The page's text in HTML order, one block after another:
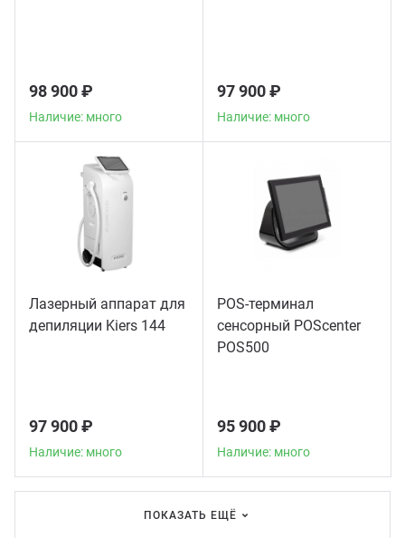
98 900 ₽
Наличие: много
97 900 ₽
Наличие: много
Лазерный аппарат для
депиляции Kiers 144
97 900 ₽
Наличие: много
POS-терминал
сенсорный POScenter
POS500
95 900 ₽
Наличие: много
ПОКАЗАТЬ ЕЩЁ